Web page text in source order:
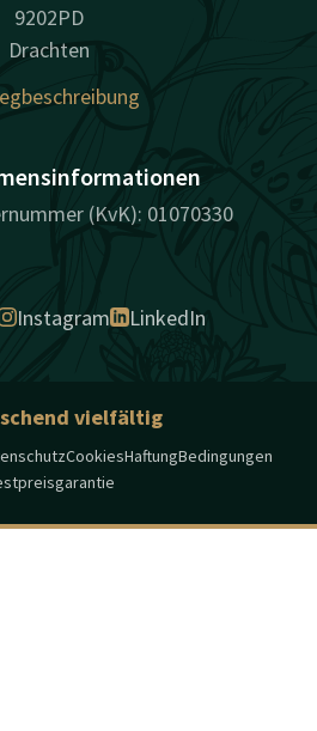
9202PD
Drachten
(KvK): 01070330
Instagram LinkedIn
vielfältig
CookiesHaftungBedingungen